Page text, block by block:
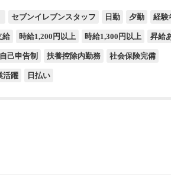
セブンイレブンスタッフ 日勤 夕勤 経験
給 時給1,200円以上 時給1,300円以上 昇給
己申告制 扶養控除内勤務 社会保険完備
活躍 日払い